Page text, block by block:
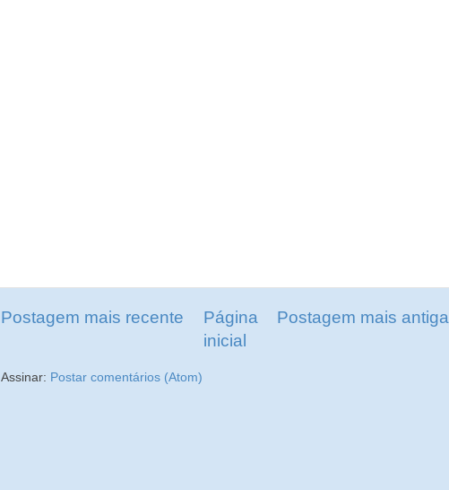
Postagem mais recente Postagem mais antiga
Página
inicial
Assinar: Postar comentários (Atom)